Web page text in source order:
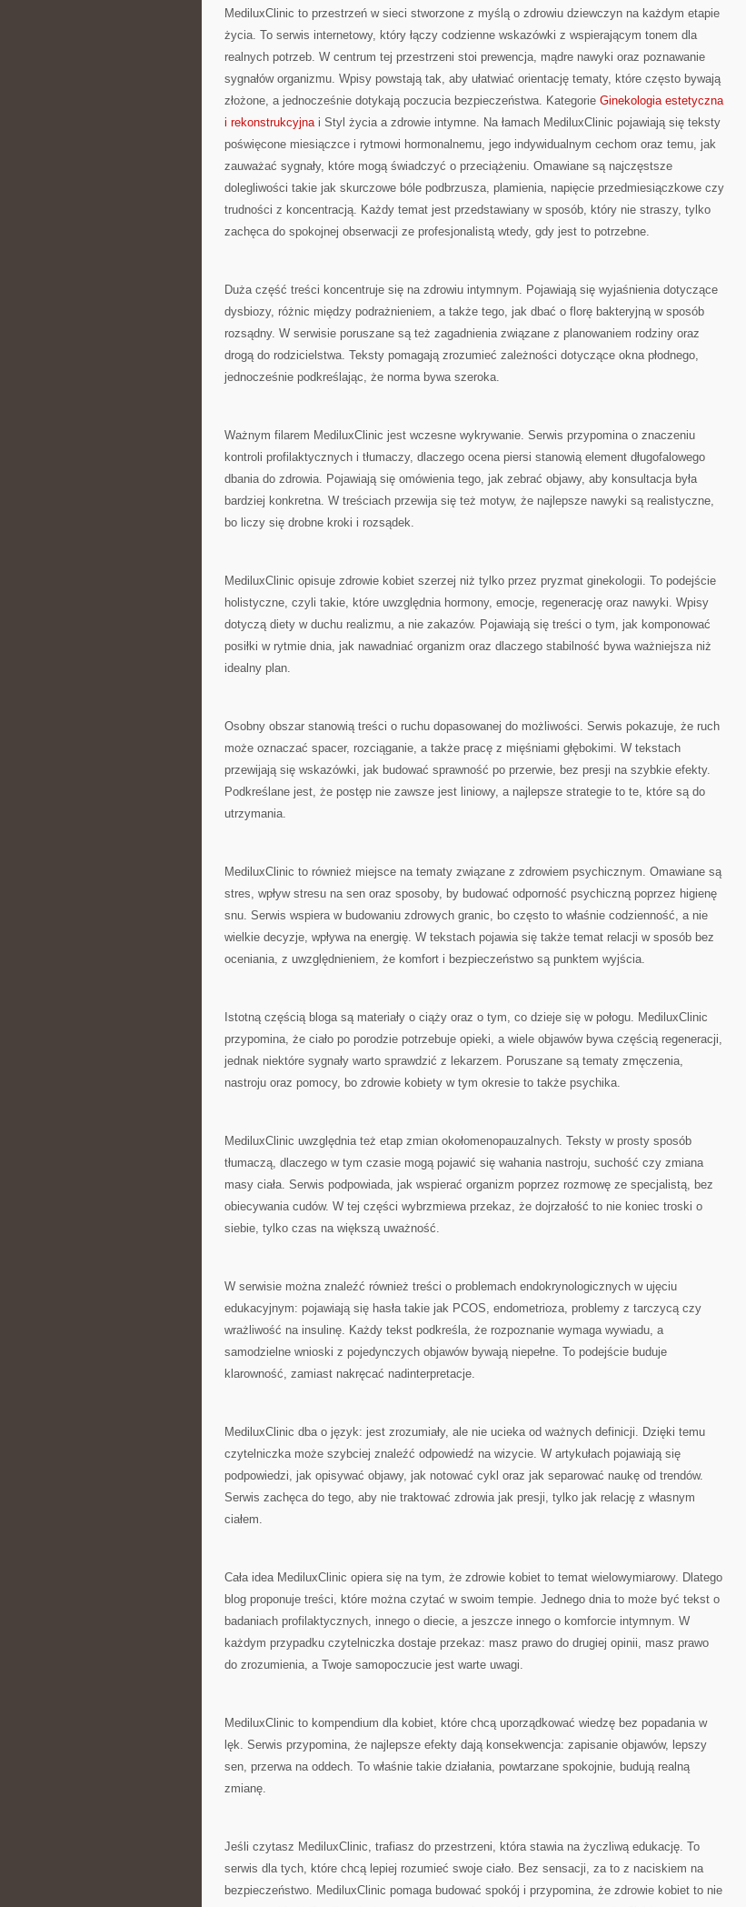
MediluxClinic to przestrzeń w sieci stworzone z myślą o zdrowiu dziewczyn na każdym etapie
życia. To serwis internetowy, który łączy codzienne wskazówki z wspierającym tonem dla
realnych potrzeb. W centrum tej przestrzeni stoi prewencja, mądre nawyki oraz poznawanie
sygnałów organizmu. Wpisy powstają tak, aby ułatwiać orientację tematy, które często bywają
złożone, a jednocześnie dotykają poczucia bezpieczeństwa. Kategorie Ginekologia estetyczna
i rekonstrukcyjnai Styl życia a zdrowie intymne. Na łamach MediluxClinic pojawiają się teksty
poświęcone miesiączce i rytmowi hormonalnemu, jego indywidualnym cechom oraz temu, jak
zauważać sygnały, które mogą świadczyć o przeciążeniu. Omawiane są najczęstsze
dolegliwości takie jak skurczowe bóle podbrzusza, plamienia, napięcie przedmiesiączkowe czy
trudności z koncentracją. Każdy temat jest przedstawiany w sposób, który nie straszy, tylko
zachęca do spokojnej obserwacji ze profesjonalistą wtedy, gdy jest to potrzebne.
Duża część treści koncentruje się na zdrowiu intymnym. Pojawiają się wyjaśnienia dotyczące
dysbiozy, różnic między podrażnieniem, a także tego, jak dbać o florę bakteryjną w sposób
rozsądny. W serwisie poruszane są też zagadnienia związane z planowaniem rodziny oraz
drogą do rodzicielstwa. Teksty pomagają zrozumieć zależności dotyczące okna płodnego,
jednocześnie podkreślając, że norma bywa szeroka.
Ważnym filarem MediluxClinic jest wczesne wykrywanie. Serwis przypomina o znaczeniu
kontroli profilaktycznych i tłumaczy, dlaczego ocena piersi stanowią element długofalowego
dbania do zdrowia. Pojawiają się omówienia tego, jak zebrać objawy, aby konsultacja była
bardziej konkretna. W treściach przewija się też motyw, że najlepsze nawyki są realistyczne,
bo liczy się drobne kroki i rozsądek.
MediluxClinic opisuje zdrowie kobiet szerzej niż tylko przez pryzmat ginekologii. To podejście
holistyczne, czyli takie, które uwzględnia hormony, emocje, regenerację oraz nawyki. Wpisy
dotyczą diety w duchu realizmu, a nie zakazów. Pojawiają się treści o tym, jak komponować
posiłki w rytmie dnia, jak nawadniać organizm oraz dlaczego stabilność bywa ważniejsza niż
idealny plan.
Osobny obszar stanowią treści o ruchu dopasowanej do możliwości. Serwis pokazuje, że ruch
może oznaczać spacer, rozciąganie, a także pracę z mięśniami głębokimi. W tekstach
przewijają się wskazówki, jak budować sprawność po przerwie, bez presji na szybkie efekty.
Podkreślane jest, że postęp nie zawsze jest liniowy, a najlepsze strategie to te, które są do
utrzymania.
MediluxClinic to również miejsce na tematy związane z zdrowiem psychicznym. Omawiane są
stres, wpływ stresu na sen oraz sposoby, by budować odporność psychiczną poprzez higienę
snu. Serwis wspiera w budowaniu zdrowych granic, bo często to właśnie codzienność, a nie
wielkie decyzje, wpływa na energię. W tekstach pojawia się także temat relacji w sposób bez
oceniania, z uwzględnieniem, że komfort i bezpieczeństwo są punktem wyjścia.
Istotną częścią bloga są materiały o ciąży oraz o tym, co dzieje się w połogu. MediluxClinic
przypomina, że ciało po porodzie potrzebuje opieki, a wiele objawów bywa częścią regeneracji,
jednak niektóre sygnały warto sprawdzić z lekarzem. Poruszane są tematy zmęczenia,
nastroju oraz pomocy, bo zdrowie kobiety w tym okresie to także psychika.
MediluxClinic uwzględnia też etap zmian okołomenopauzalnych. Teksty w prosty sposób
tłumaczą, dlaczego w tym czasie mogą pojawić się wahania nastroju, suchość czy zmiana
masy ciała. Serwis podpowiada, jak wspierać organizm poprzez rozmowę ze specjalistą, bez
obiecywania cudów. W tej części wybrzmiewa przekaz, że dojrzałość to nie koniec troski o
siebie, tylko czas na większą uważność.
W serwisie można znaleźć również treści o problemach endokrynologicznych w ujęciu
edukacyjnym: pojawiają się hasła takie jak PCOS, endometrioza, problemy z tarczycą czy
wrażliwość na insulinę. Każdy tekst podkreśla, że rozpoznanie wymaga wywiadu, a
samodzielne wnioski z pojedynczych objawów bywają niepełne. To podejście buduje
klarowność, zamiast nakręcać nadinterpretacje.
MediluxClinic dba o język: jest zrozumiały, ale nie ucieka od ważnych definicji. Dzięki temu
czytelniczka może szybciej znaleźć odpowiedź na wizycie. W artykułach pojawiają się
podpowiedzi, jak opisywać objawy, jak notować cykl oraz jak separować naukę od trendów.
Serwis zachęca do tego, aby nie traktować zdrowia jak presji, tylko jak relację z własnym
ciałem.
Cała idea MediluxClinic opiera się na tym, że zdrowie kobiet to temat wielowymiarowy. Dlatego
blog proponuje treści, które można czytać w swoim tempie. Jednego dnia to może być tekst o
badaniach profilaktycznych, innego o diecie, a jeszcze innego o komforcie intymnym. W
każdym przypadku czytelniczka dostaje przekaz: masz prawo do drugiej opinii, masz prawo
do zrozumienia, a Twoje samopoczucie jest warte uwagi.
MediluxClinic to kompendium dla kobiet, które chcą uporządkować wiedzę bez popadania w
lęk. Serwis przypomina, że najlepsze efekty dają konsekwencja: zapisanie objawów, lepszy
sen, przerwa na oddech. To właśnie takie działania, powtarzane spokojnie, budują realną
zmianę.
Jeśli czytasz MediluxClinic, trafiasz do przestrzeni, która stawia na życzliwą edukację. To
serwis dla tych, które chcą lepiej rozumieć swoje ciało. Bez sensacji, za to z naciskiem na
bezpieczeństwo. MediluxClinic pomaga budować spokój i przypomina, że zdrowie kobiet to nie